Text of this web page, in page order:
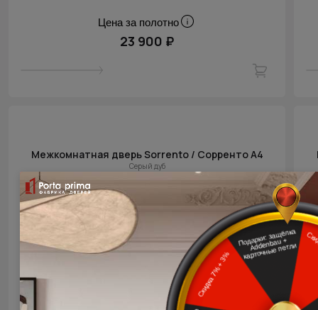
Цена за полотно
23 900 ₽
Межкомнатная дверь Sorrento / Сорренто А4
Серый дуб